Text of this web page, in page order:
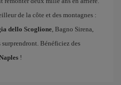
de la côte et des montagnes :
dello Scoglione, Bagno Sirena,
surprendront. Bénéficiez des
!